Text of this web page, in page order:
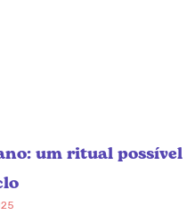
um ritual possível